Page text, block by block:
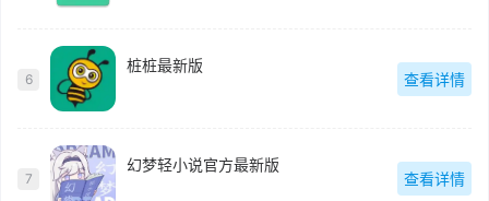
6
桩桩最新版
查看详情
7
幻梦轻小说官方最新版
查看详情